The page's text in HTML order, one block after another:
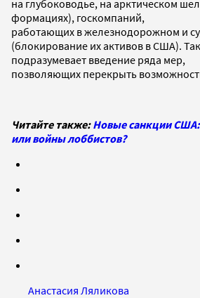
на глубоководье, на арктическом
формациях), госкомпаний,
работающих в железнодорожном и
(блокирование их активов в США).
подразумевает введение ряда мер,
позволяющих перекрыть
Читайте также:Новые санкции США:
или войны лоббистов?
Анастасия Ляликова